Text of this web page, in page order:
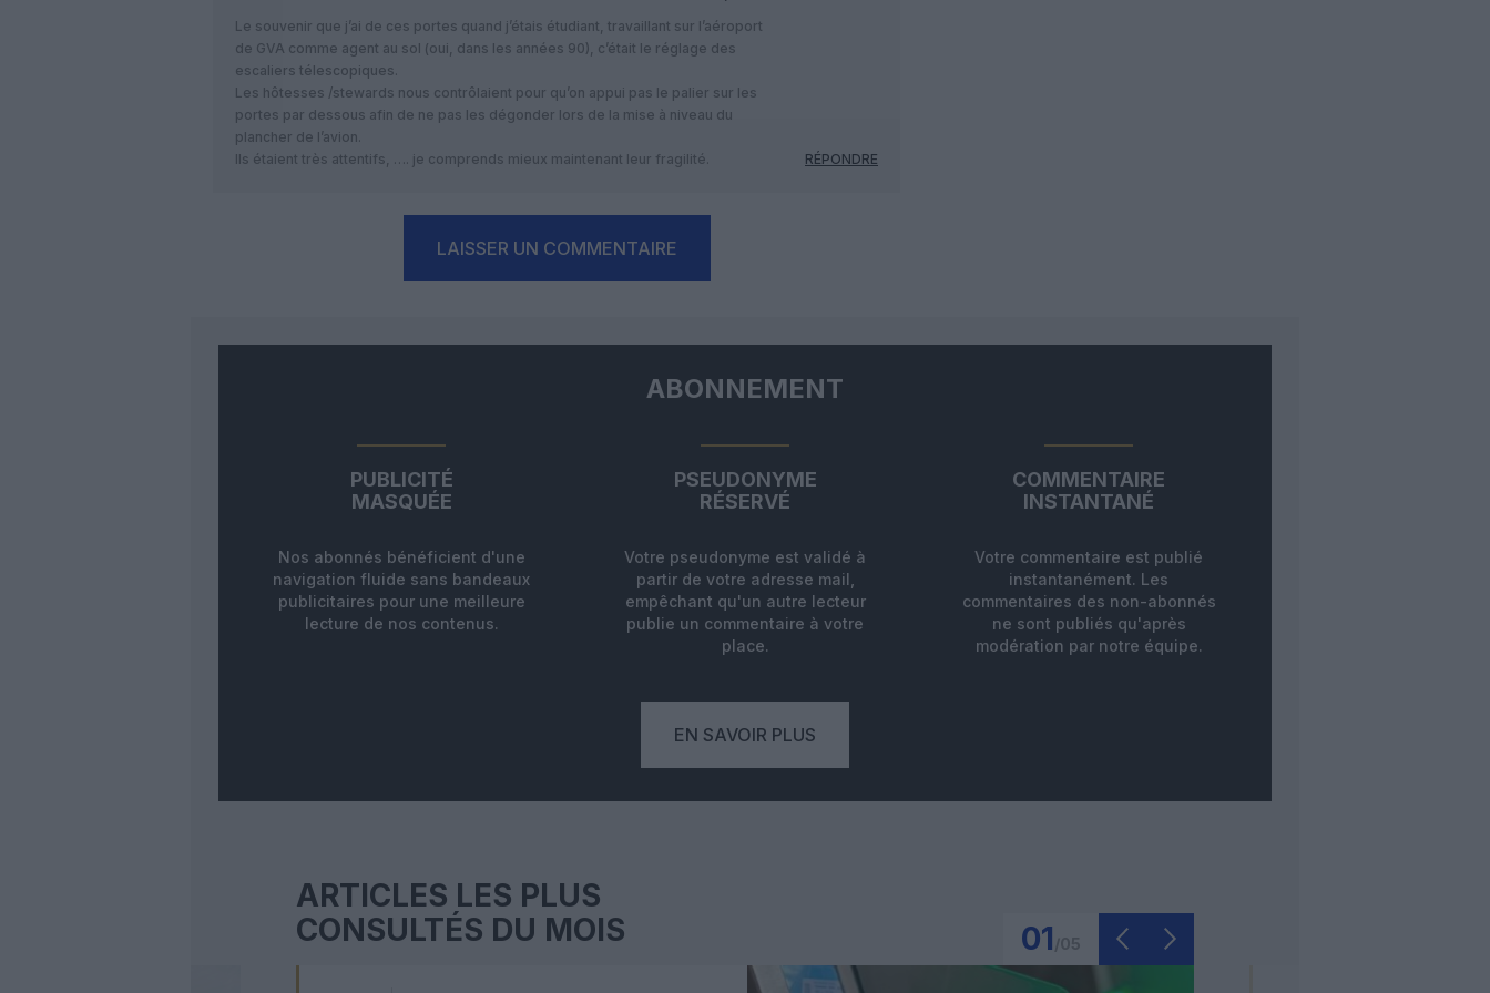
Le souvenir que j’ai de ces portes quand j’étais étudiant, travaillant sur l’aéroport
de GVA comme agent au sol (oui, dans les années 90), c’était le réglage des
escaliers télescopiques.
Les hôtesses /stewards nous contrôlaient pour qu’on appui pas le palier sur les
portes par dessous afin de ne pas les dégonder lors de la mise à niveau du
plancher de l’avion.
Ils étaient très attentifs, …. je comprends mieux maintenant leur fragilité.
RÉPONDRE
LAISSER UN COMMENTAIRE
ABONNEMENT
PUBLICITÉ
MASQUÉE
Nos abonnés bénéficient d'une
navigation fluide sans bandeaux
publicitaires pour une meilleure
lecture de nos contenus.
PSEUDONYME
RÉSERVÉ
Votre pseudonyme est validé à
partir de votre adresse mail,
empêchant qu'un autre lecteur
publie un commentaire à votre
place.
COMMENTAIRE
INSTANTANÉ
Votre commentaire est publié
instantanément. Les
commentaires des non-abonnés
ne sont publiés qu'après
modération par notre équipe.
EN SAVOIR PLUS
ARTICLES LES PLUS
CONSULTÉS DU MOIS
01